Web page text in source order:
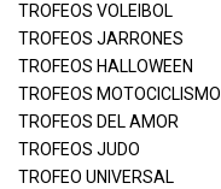
TROFEOS VOLEIBOL
TROFEOS JARRONES
TROFEOS HALLOWEEN
TROFEOS MOTOCICLISMO
TROFEOS DEL AMOR
TROFEOS JUDO
TROFEO UNIVERSAL